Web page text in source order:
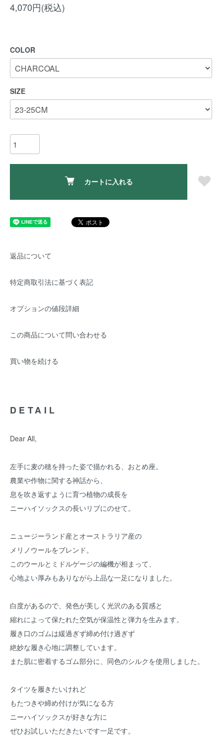
4,070円(税込)
COLOR
SIZE
カートに入れる
返品について
特定商取引法に基づく表記
オプションの値段詳細
この商品について問い合わせる
買い物を続ける
DETAIL
Dear All,
左手に麦の穂を持った姿で描かれる、おとめ座。
農業や作物に関する神話から、
息を吹き返すように育つ植物の成長を
ニーハイソックスの長いリブにのせて。
ニュージーランド産とオーストラリア産の
メリノウールをブレンド。
このウールとミドルゲージの編機が相まって、
心地よい厚みもありながら上品な一足になりました。
白度があるので、発色が美しく光沢のある質感と
縮れによって保たれた空気が保温性と弾力を生みます。
履き口のゴムは緩過ぎず締め付け過ぎず
絶妙な履き心地に調整しています。
また肌に密着するゴム部分に、同色のシルクを使用しました。
タイツを履きたいけれど
もたつきや締め付けが気になる方
ニーハイソックスが好きな方に
ぜひお試しいただきたいです一足です。